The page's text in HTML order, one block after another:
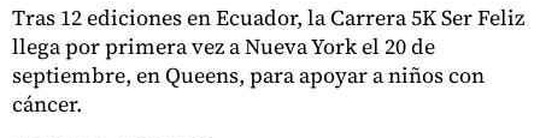
Tras 12 ediciones en Ecuador, la Carrera 5K Ser Feliz
llega por primera vez a Nueva York el 20 de
septiembre, en Queens, para apoyar a niños con
cáncer.